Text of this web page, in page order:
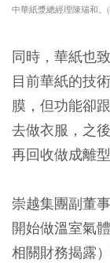
中華紙漿總經理陳瑞和。
同時，華紙也
目前華紙的技
膜，但功能卻
去做衣服，之
再回收做成離
崇越集團副董
開始做溫室氣
相關財務揭露